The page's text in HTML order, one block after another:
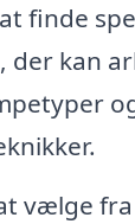
finde
kan
vælge